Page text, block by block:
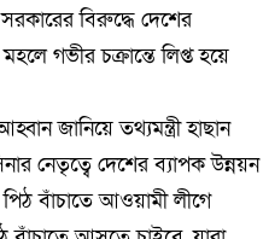
বিরুদ্ধে দেশের
গভীর চক্রান্তে লিপ্ত হয়ে
জানিয়ে তথ্যমন্ত্রী হাছান
নেতৃত্বে দেশের ব্যাপক উন্নয়ন
বাঁচাতে আওয়ামী লীগে